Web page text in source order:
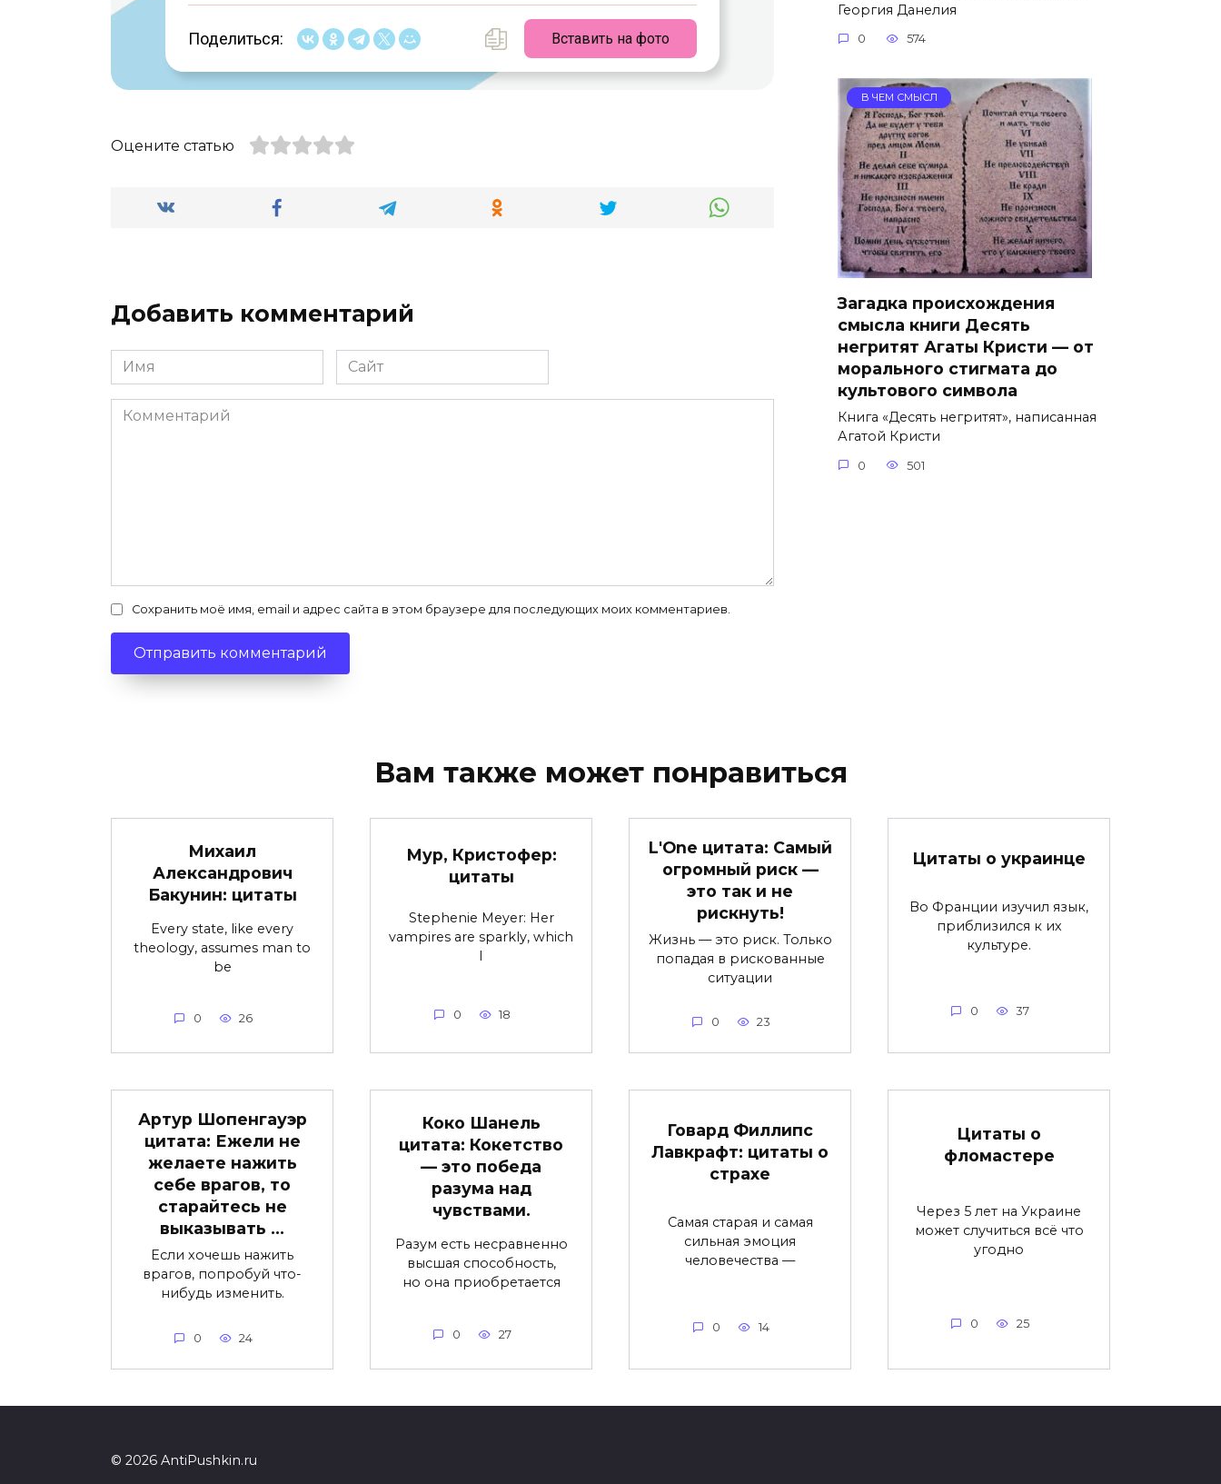
Поделиться: Вставить на фото
Оцените статью
Добавить комментарий
Имя
*
Сайт
Комментарий
Сохранить моё имя, email и адрес сайта в этом браузере для последующих моих комментариев.
Георгия Данелия
0 574
В ЧЕМ СМЫСЛ
Загадка происхождения
смысла книги Десять
негритят Агаты Кристи — от
морального стигмата до
культового символа
Книга «Десять негритят», написанная
Агатой Кристи
0 501
Вам также может понравиться
Михаил
Александрович
Бакунин: цитаты
Every state, like every
theology, assumes man to
be
0 26
Мур, Кристофер:
цитаты
Stephenie Meyer: Her
vampires are sparkly, which
I
0 18
L'One цитата: Самый
огромный риск —
это так и не
рискнуть!
Жизнь — это риск. Только
попадая в рискованные
ситуации
0 23
Цитаты о украинце
Во Франции изучил язык,
приблизился к их
культуре.
0 37
Артур Шопенгауэр
цитата: Ежели не
желаете нажить
себе врагов, то
старайтесь не
выказывать …
Если хочешь нажить
врагов, попробуй что-
нибудь изменить.
0 24
Коко Шанель
цитата: Кокетство
— это победа
разума над
чувствами.
Разум есть несравненно
высшая способность,
но она приобретается
0 27
Говард Филлипс
Лавкрафт: цитаты о
страхе
Самая старая и самая
сильная эмоция
человечества —
0 14
Цитаты о
фломастере
Через 5 лет на Украине
может случиться всё что
угодно
0 25
© 2026 AntiPushkin.ru